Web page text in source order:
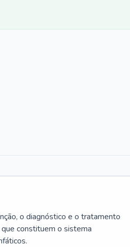
o diagnóstico e o tratamento
constituem o sistema